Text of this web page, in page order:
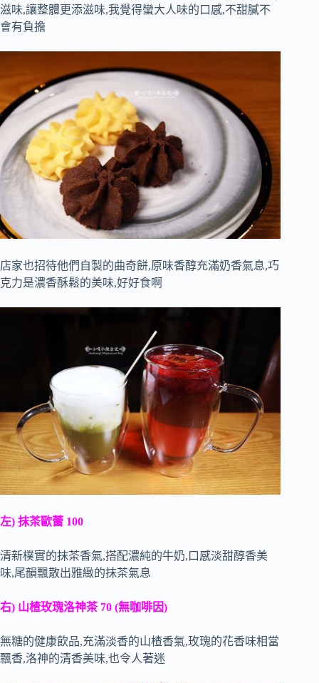
滋味,讓整體更添滋味,我覺得蠻大人味的口感,不甜膩不
會有負擔
店家也招待他們自製的曲奇餅,原味香醇充滿奶香氣息,巧
克力是濃香酥鬆的美味,好好食啊
左) 抹茶歐蕾 100
清新樸實的抹茶香氣,搭配濃純的牛奶,口感淡甜醇香美
味,尾韻飄散出雅緻的抹茶氣息
右) 山楂玫瑰洛神茶 70 (無咖啡因)
無糖的健康飲品,充滿淡香的山楂香氣,玫瑰的花香味相當
飄香,洛神的清香美味,也令人著迷